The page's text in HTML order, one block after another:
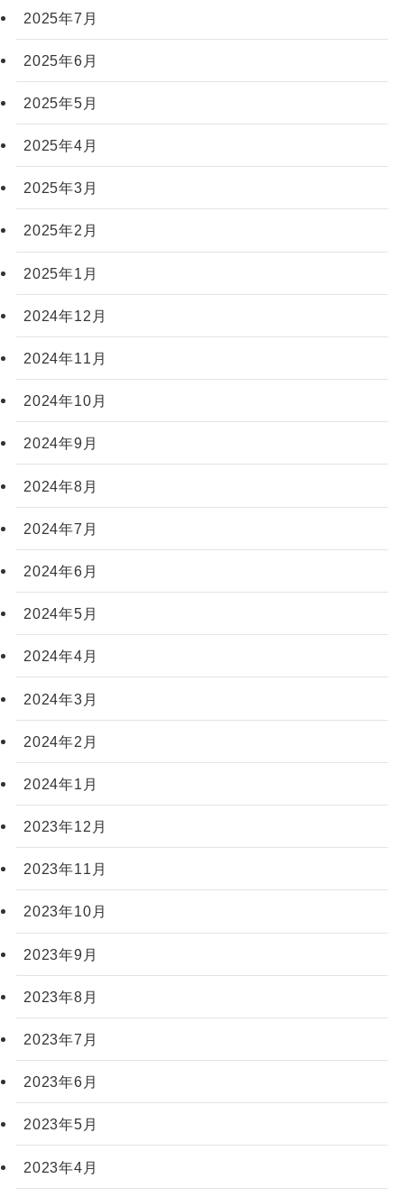
2025年7月
2025年6月
2025年5月
2025年4月
2025年3月
2025年2月
2025年1月
2024年12月
2024年11月
2024年10月
2024年9月
2024年8月
2024年7月
2024年6月
2024年5月
2024年4月
2024年3月
2024年2月
2024年1月
2023年12月
2023年11月
2023年10月
2023年9月
2023年8月
2023年7月
2023年6月
2023年5月
2023年4月